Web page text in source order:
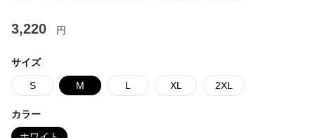
3,220 円
サイズ
S M L XL 2XL
カラー